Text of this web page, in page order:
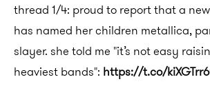
thread 1/4: proud to report that a
has named her children metallica,
slayer. she told me "it’s not easy
heaviest bands": https://t.co/